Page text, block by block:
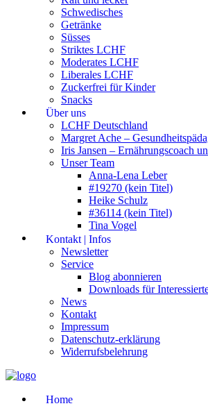
Schwedisches
Getränke
Süsses
Striktes LCHF
Moderates LCHF
Liberales LCHF
Zuckerfrei für Kinder
Snacks
Über uns
LCHF Deutschland
Margret Ache –
Iris Jansen – Ernährungscoach
Unser Team
Anna-Lena Leber
#19270 (kein Titel)
Heike Schulz
#36114 (kein Titel)
Tina Vogel
Kontakt | Infos
Newsletter
Service
Blog abonnieren
Downloads für
News
Kontakt
Impressum
Datenschutz-erklärung
Widerrufsbelehrung
Home